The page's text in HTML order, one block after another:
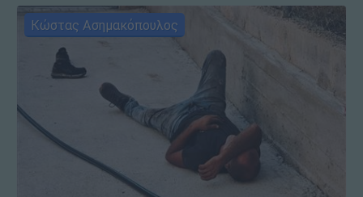
Κώστας Ασημακόπουλος